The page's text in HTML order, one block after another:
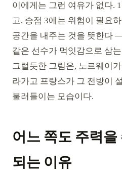
이에게는 그런 여유가 없다.
고, 승점 3에는 위험이 필요
공간을 내주는 것을 뜻한다
같은 선수가 먹잇감으로 삼
그럴듯한 그림은, 노르웨이
라가고 프랑스가 그 전방이
불러들이는 모습이다.
어느 쪽도 주력을
되는 이유